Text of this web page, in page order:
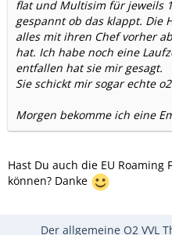
flat und Multisim für jeweils
gespannt ob das klappt. Die
alles mit ihren Chef vorher
hat. Ich habe noch eine
entfallen hat sie mir gesagt.
Sie schickt mir sogar echte
Morgen bekomme ich eine
Hast Du auch die EU Roaming
können? Danke
Der allgemeine O2 VVL